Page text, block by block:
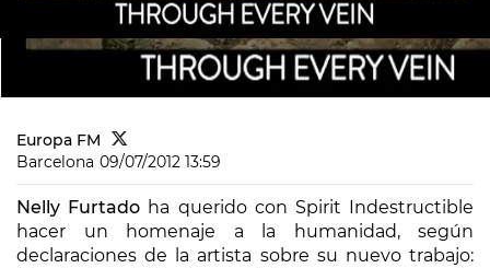
Europa FM
Barcelona 09/07/2012 13:59
Nelly Furtado ha querido con Spirit Indestructible
hacer un homenaje a la humanidad, según
declaraciones de la artista sobre su nuevo trabajo: